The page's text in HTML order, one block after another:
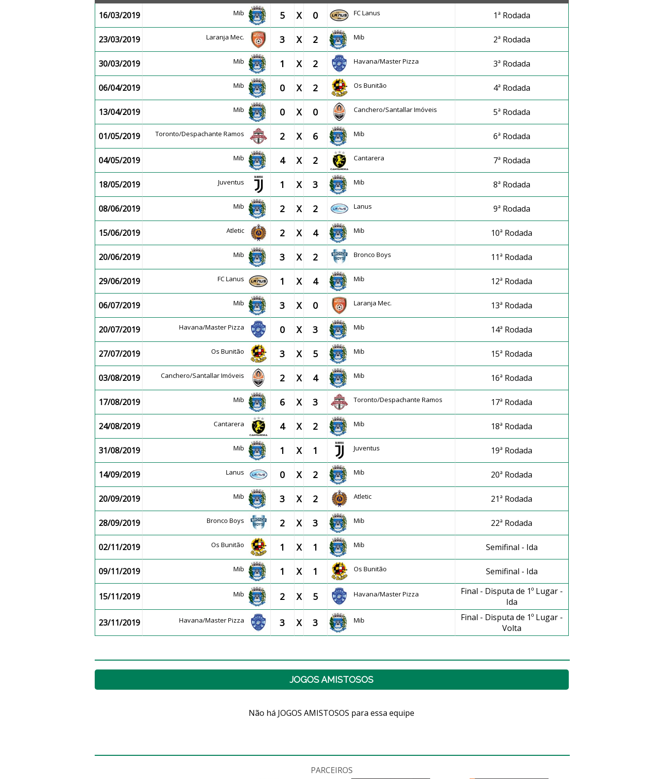
16/03/2019
Mib 5 X 0 FC Lanus 1ª Rodada
23/03/2019 Laranja Mec. 3 X 2 Mib 2ª Rodada
30/03/2019 Mib 1 X 2 Havana/Master Pizza 3ª Rodada
06/04/2019 Mib 0 X 2 Os Bunitão 4ª Rodada
13/04/2019 Mib 0 X 0 Canchero/Santallar Imóveis 5ª Rodada
01/05/2019 Toronto/Despachante Ramos 2 X 6 Mib 6ª Rodada
04/05/2019 Mib 4 X 2 Cantarera 7ª Rodada
18/05/2019 Juventus 1 X 3 Mib 8ª Rodada
08/06/2019 Mib 2 X 2 Lanus 9ª Rodada
15/06/2019 Atletic 2 X 4 Mib 10ª Rodada
20/06/2019 Mib 3 X 2 Bronco Boys 11ª Rodada
29/06/2019 FC Lanus 1 X 4 Mib 12ª Rodada
06/07/2019 Mib 3 X 0 Laranja Mec. 13ª Rodada
20/07/2019 Havana/Master Pizza 0 X 3 Mib 14ª Rodada
27/07/2019 Os Bunitão 3 X 5 Mib 15ª Rodada
03/08/2019 Canchero/Santallar Imóveis 2 X 4 Mib 16ª Rodada
17/08/2019 Mib 6 X 3 Toronto/Despachante Ramos 17ª Rodada
24/08/2019 Cantarera 4 X 2 Mib 18ª Rodada
31/08/2019 Mib 1 X 1 Juventus 19ª Rodada
14/09/2019 Lanus 0 X 2 Mib 20ª Rodada
20/09/2019 Mib 3 X 2 Atletic 21ª Rodada
28/09/2019 Bronco Boys 2 X 3 Mib 22ª Rodada
02/11/2019 Os Bunitão 1 X 1 Mib Semifinal - Ida
09/11/2019 Mib 1 X 1 Os Bunitão Semifinal - Ida
15/11/2019 Mib 2 X 5 Havana/Master Pizza
Final - Disputa de 1º Lugar -
Ida
23/11/2019
Havana/Master Pizza 3 X 3 Mib
Final - Disputa de 1º Lugar -
Volta
JOGOS AMISTOSOS
Não há JOGOS AMISTOSOS para essa equipe
PARCEIROS